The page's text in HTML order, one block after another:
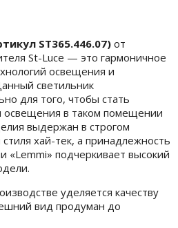
ST365.446.07)от
St-Luce — это гармоничное
освещения и
светильник
для того, чтобы стать
в таком помещении
выдержан в строгом
хай-тек, а принадлежность
«Lemmi» подчеркивает высокий
уделяется качеству
вид продуман до